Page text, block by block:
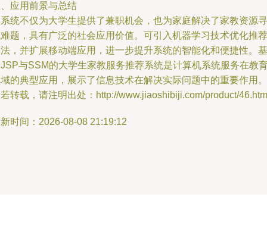
应用前景与总结
统不仅为大学生提供了兼职机会，也为家庭解决了家教资源寻
题，具有广泛的社会应用价值。可引入机器学习技术优化推荐
，并扩展移动端应用，进一步提升系统的智能化和便捷性。基
与SSM的大学生家教服务推荐系统是计算机系统服务在教
的典型应用，展示了信息技术在解决实际问题中的重要作用。
转载，请注明出处：http://www.jiaoshibiji.com/product/
时间：2026-08-08 21:19:12